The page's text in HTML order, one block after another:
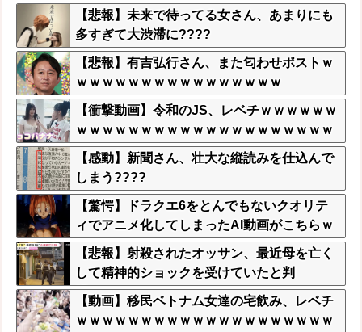
【悲報】未来で待ってる女さん、あまりにも
多すぎて大渋滞に????
【悲報】有吉弘行さん、また匂わせポストｗ
ｗｗｗｗｗｗｗｗｗｗｗｗｗｗｗｗ
【衝撃動画】令和のJS、レベチｗｗｗｗｗｗ
ｗｗｗｗｗｗｗｗｗｗｗｗｗｗｗｗｗｗｗｗ
ｗｗｗｗ
【感動】新聞さん、壮大な縦読みを仕込んで
しまう????
【驚愕】ドラクエ6をとんでもないクオリテ
ィでアニメ化してしまったAI動画がこちらｗ
ｗｗｗｗ
【悲報】射殺されたオッサン、最近母を亡く
して精神的ショックを受けていたと判
明・・・
【動画】移民ベトナム女達の宅飲み、レベチ
ｗｗｗｗｗｗｗｗｗｗｗｗｗｗｗｗｗｗｗｗ